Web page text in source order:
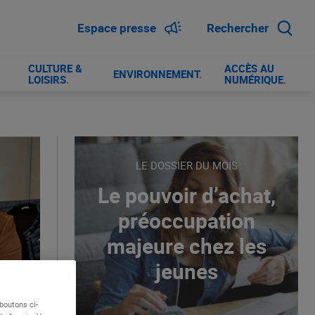
Espace presse Rechercher
CULTURE &
LOISIRS. ENVIRONNEMENT.
ACCÈS AU
NUMÉRIQUE.
LE DOSSIER DU MOIS
Le pouvoir d’achat,
préoccupation
majeure chez les
jeunes
ci-